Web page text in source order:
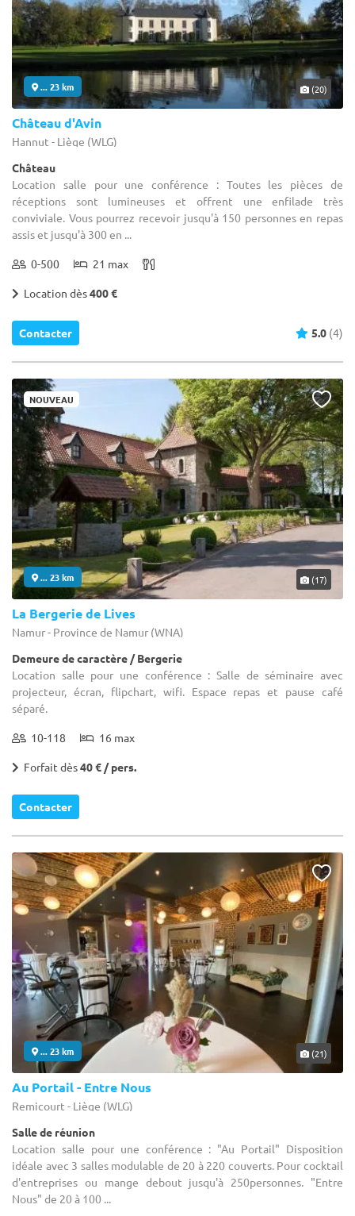
... 23 km (20)
Château d'Avin
Hannut - Liège (WLG)
Château
Location salle pour une conférence : Toutes les pièces de
réceptions sont lumineuses et offrent une enfilade très
conviviale. Vous pourrez recevoir jusqu'à 150 personnes en repas
assis et jusqu'à 300 en ...
0-500 21 max
Location dès400 €
Contacter 5.0 (4)
NOUVEAU
... 23 km (17)
La Bergerie de Lives
Namur - Province de Namur (WNA)
Demeure de caractère / Bergerie
Location salle pour une conférence : Salle de séminaire avec
projecteur, écran, flipchart, wifi. Espace repas et pause café
séparé.
10-118 16 max
Forfait dès40 € / pers.
Contacter
... 23 km (21)
Au Portail - Entre Nous
Remicourt - Liège (WLG)
Salle de réunion
Location salle pour une conférence : "Au Portail" Disposition
idéale avec 3 salles modulable de 20 à 220 couverts. Pour cocktail
d'entreprises ou mange debout jusqu'à 250personnes. "Entre
Nous" de 20 à 100 ...